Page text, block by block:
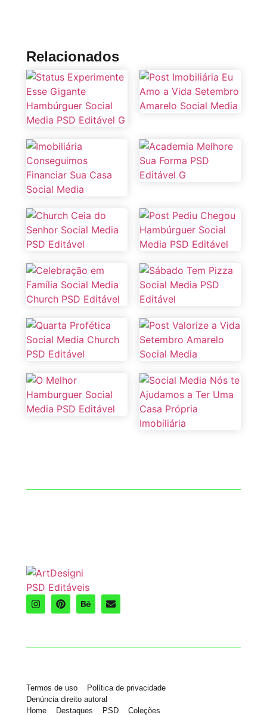
Relacionados
Termos de uso
Política de privacidade
Denúncia direito autoral
Home
Destaques PSD Coleções